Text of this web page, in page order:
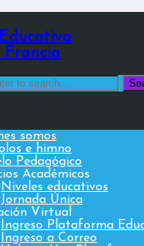
somos
e himno
Pedagógico
Académicos
Niveles educativos
Jornada Única
Virtual
Ingreso Plataforma
Ingreso a Correo